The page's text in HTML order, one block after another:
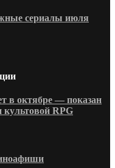
сериалы июля
в октябре — показан
культовой RPG